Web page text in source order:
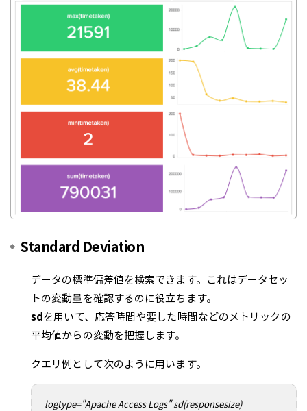
Standard Deviation
データの標準偏差値を検索できます。これはデータセッ
トの変動量を確認するのに役立ちます。
sdを用いて、応答時間や要した時間などのメトリックの
平均値からの変動を把握します。
クエリ例として次のように用います。
logtype="Apache Access Logs" sd(responsesize)